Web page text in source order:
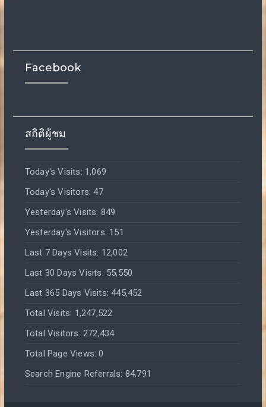
Facebook
สถิติผู้ชม
Today's Visits: 1,069
Today's Visitors:47
Yesterday's Visits: 849
Yesterday's Visitors: 151
Last 7 Days Visits: 12,002
Last 30 Days Visits: 55,550
Last 365 Days Visits:445,452
Total Visits: 1,247,522
Total Visitors: 272,434
Total Page Views:0
Search Engine Referrals: 84,791